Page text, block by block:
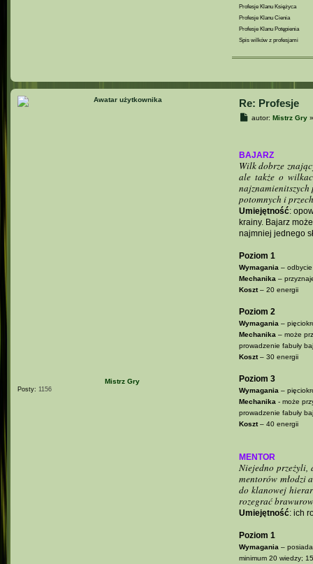
Profesje Klanu Księżyca
Profesje Klanu Cienia
Profesje Klanu Potępienia
Spis wilków z profesjami
Mistrz Gry
Posty: 1156
Re: Profesje
Pautor:Mistrz Gry
BAJARZ
Wilk dobrze
ale także o
najznamienitszych
potomnych i
Umiejętność:
krainy. Bajarz
najmniej jednego
Poziom 1
Wymagania –
Mechanika –
Koszt– 20 energii
Poziom 2
Wymagania –
Mechanika – może
prowadzenie fabuły
Koszt– 30 energii
Poziom 3
Wymagania –
Mechanika - może
prowadzenie fabuły
Koszt– 40 energii
MENTOR
Niejedno przeżyli,
mentorów młodzi
do klanowej
rozegrać
Umiejętność: ich
Poziom 1
Wymagania –
minimum 20 wiedzy;